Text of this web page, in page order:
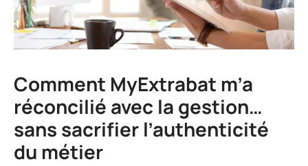
Comment MyExtrabat m’a
réconcilié avec la gestion…
sans sacrifier l’authenticité
du métier